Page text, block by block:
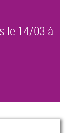
le 14/03 à